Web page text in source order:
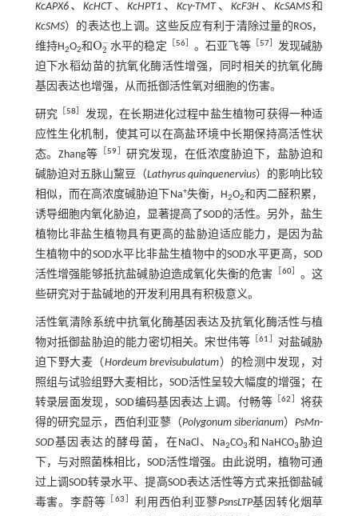
KcAPX6、KcHCT、KcHPT1 、Kcγ-TMT、KcF3H 、 KcSAMS和
KcSMS）的表达也上调。这些反应有利于清除过量的ROS，
维持H2O2和 O−
2
O2- 水平的稳定 56］ 。石亚飞等［ 57］ 发现碱胁
迫下水稻幼苗的抗氧化酶活性增强，同时相关的抗氧化酶
基因表达也增强，从而抵御活性氧对细胞的伤害。
研究 ［58
发现，在长期进化过程中盐生植物可获得一种适
应性生化机制，使其可以在高盐环境中长期保持高活性状
态。Zhang等 ［59 ］研究发现，在低浓度胁迫下，盐胁迫和
碱胁迫对五脉山黧豆（Lathyrus quinquenervius）的影响比较
相似，而在高浓度碱胁迫下Na+失衡，H2O2和丙二醛积累，
诱导细胞内氧化胁迫，显著提高了SOD的活性。另外，盐生
植物比非盐生植物具有更高的盐胁迫适应能力，是因为盐
生植物中的SOD水平比非盐生植物中的SOD水平更高，SOD
活性增强能够抵抗盐碱胁迫造成氧化失衡的危害
60］ 。这
些研究对于盐碱地的开发利用具有积极意义。
活性氧清除系统中抗氧化酶基因表达及抗氧化酶活性与植
物对抵御盐胁迫的能力密切相关。宋世伟等 ［61
对盐碱胁
迫下野大麦（Hordeum brevisubulatum）的检测中发现，对
照组与试验组野大麦相比，SOD活性呈较大幅度的增强；在
转录层面发现，SOD编码基因表达上调。付畅等［62 ］将获
得的研究显示，西伯利亚蓼（Polygonum siberianum）PsMn-
SOD基因表达的酵母菌，在NaCl、Na2CO3和NaHCO3胁迫
下，与对照菌株相比，SOD活性增强。由此说明，植物可通
过上调SOD转录水平、提高SOD表达活性等方式来抵御盐碱
毒害。李蔚等 ［63 利用西伯利亚蓼PsnsLTP基因转化烟草